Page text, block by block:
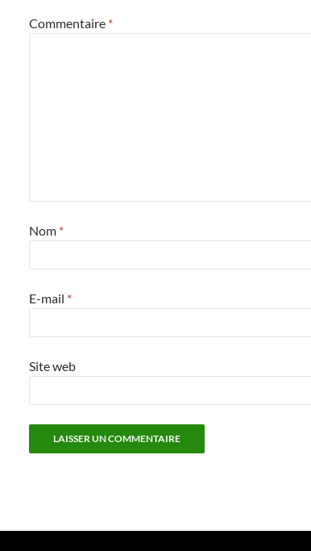
Commentaire *
Nom *
E-mail *
Site web